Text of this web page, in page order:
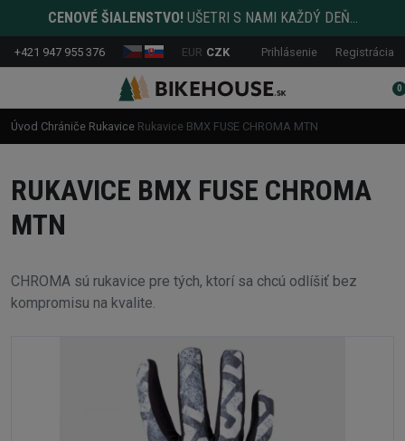
CENOVÉ ŠIALENSTVO! UŠETRI S NAMI KAŽDÝ DEŇ...
+421 947 955 376 EUR CZK Prihlásenie Registrácia
0
Úvod Chrániče Rukavice Rukavice BMX FUSE CHROMA MTN
RUKAVICE BMX FUSE CHROMA
MTN
CHROMA sú rukavice pre tých, ktorí sa chcú odlíšiť bez
kompromisu na kvalite.